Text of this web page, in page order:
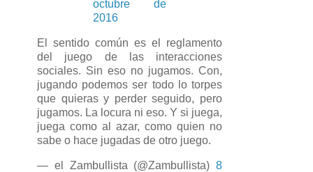
octubre de
2016
El sentido común es el reglamento
del juego de las interacciones
sociales. Sin eso no jugamos. Con,
jugando podemos ser todo lo torpes
que quieras y perder seguido, pero
jugamos. La locura ni eso. Y si juega,
juega como al azar, como quien no
sabe o hace jugadas de otro juego.
— el Zambullista (@Zambullista) 8